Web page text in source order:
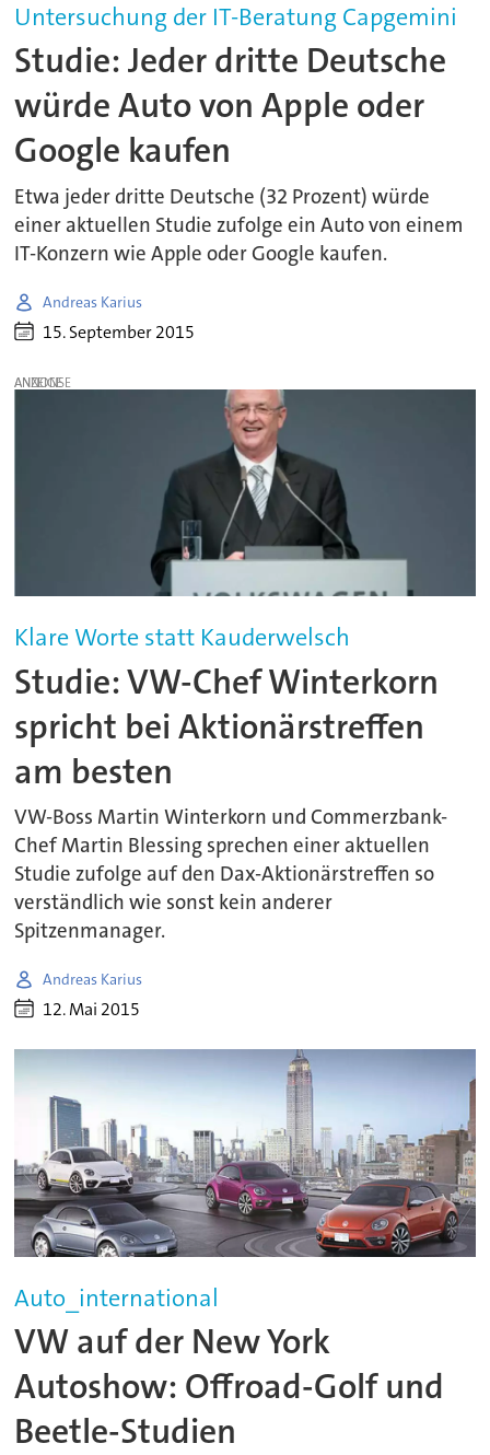
Untersuchung der IT-Beratung Capgemini
Studie: Jeder dritte Deutsche
würde Auto von Apple oder
Google kaufen
Etwa jeder dritte Deutsche (32 Prozent) würde
einer aktuellen Studie zufolge ein Auto von einem
IT-Konzern wie Apple oder Google kaufen.
Andreas Karius
15. September 2015
ANZEIGE
Klare Worte statt Kauderwelsch
Studie: VW-Chef Winterkorn
spricht bei Aktionärstreffen
am besten
VW-Boss Martin Winterkorn und Commerzbank-
Chef Martin Blessing sprechen einer aktuellen
Studie zufolge auf den Dax-Aktionärstreffen so
verständlich wie sonst kein anderer
Spitzenmanager.
Andreas Karius
12. Mai 2015
Auto_international
VW auf der New York
Autoshow: Offroad-Golf und
Beetle-Studien